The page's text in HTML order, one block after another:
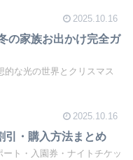
2025.10.16
の家族お出かけ完全ガ
的な光の世界とクリスマス
2025.10.16
引・購入方法まとめ
ト・入園券・ナイトチケッ